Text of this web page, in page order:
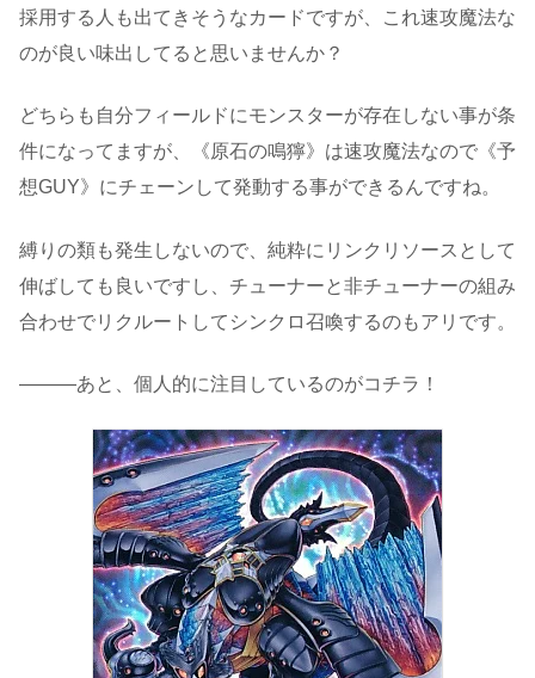
採用する人も出てきそうなカードですが、これ速攻魔法な
のが良い味出してると思いませんか？
どちらも自分フィールドにモンスターが存在しない事が条
件になってますが、《原石の鳴獰》は速攻魔法なので《予
想GUY》にチェーンして発動する事ができるんですね。
縛りの類も発生しないので、純粋にリンクリソースとして
伸ばしても良いですし、チューナーと非チューナーの組み
合わせでリクルートしてシンクロ召喚するのもアリです。
―――あと、個人的に注目しているのがコチラ！